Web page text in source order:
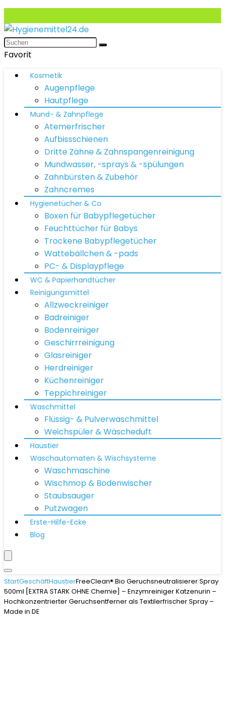
Favorit
Kosmetik
Augenpflege
Hautpflege
Mund- & Zahnpflege
Atemerfrischer
Aufbissschienen
Dritte Zähne & Zahnspangenreinigung
Mundwasser, -sprays & -spülungen
Zahnbürsten & Zubehör
Zahncremes
Hygienetücher & Co
Boxen für Babypflegetücher
Feuchttücher für Babys
Trockene Babypflegetücher
Wattebällchen & -pads
PC- & Displaypflege
WC & Papierhandtücher
Reinigungsmittel
Allzweckreiniger
Badreiniger
Bodenreiniger
Geschirrreinigung
Glasreiniger
Herdreiniger
Küchenreiniger
Teppichreiniger
Waschmittel
Flüssig- & Pulverwaschmittel
Weichspüler & Wäscheduft
Haustier
Waschautomaten & Wischsysteme
Waschmaschine
Wischmop & Bodenwischer
Staubsauger
Putzwagen
Erste-Hilfe-Ecke
Blog
StartGeschäftHaustierFreeClean® Bio Geruchsneutralisierer Spray
500ml [EXTRA STARK OHNE Chemie] – Enzymreiniger Katzenurin –
Hochkonzentrierter Geruchsentferner als Textilerfrischer Spray –
Made in DE